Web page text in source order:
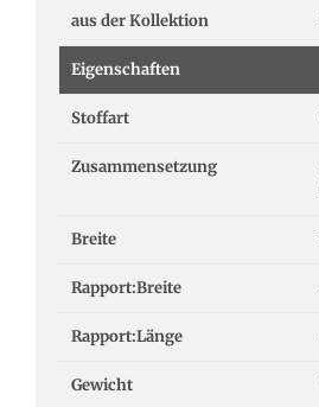
aus der Kollektion
Eigenschaften
Stoffart
Zusammensetzung
Breite
Rapport:Breite
Rapport:Länge
Gewicht